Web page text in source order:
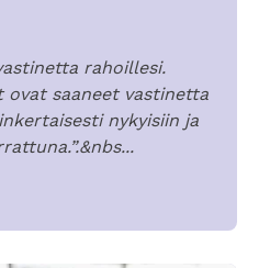
rahoillesi.
ovat saaneet vastinetta
nykyisiin ja